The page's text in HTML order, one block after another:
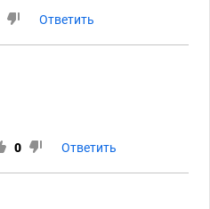
Ответить
0 Ответить